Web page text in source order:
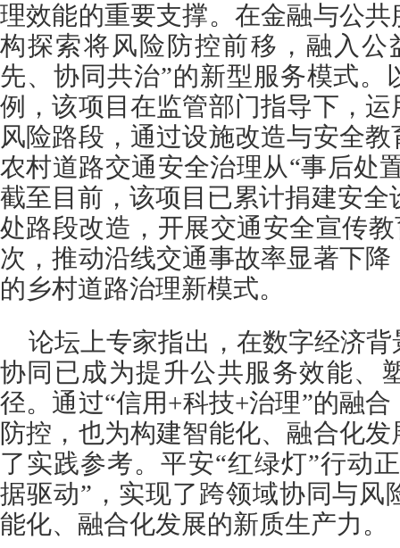
理效能的重要支撑。在金融与公
构探索将风险防控前移，融入公
先、协同共治”的新型服务模式。
例，该项目在监管部门指导下，
风险路段，通过设施改造与安全
农村道路交通安全治理从“事后处
截至目前，该项目已累计捐建安全
处路段改造，开展交通安全宣传
次，推动沿线交通事故率显著下
的乡村道路治理新模式。
论坛上专家指出，在数字经济
协同已成为提升公共服务效能、
径。通过“信用+科技+治理”的融
防控，也为构建智能化、融合化
了实践参考。平安“红绿灯”行动
据驱动”，实现了跨领域协同与风
能化、融合化发展的新质生产力。